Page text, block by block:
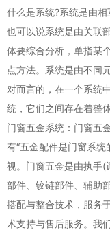
什么是系统?系统是由相
也可以说系统是由关联
体要综合分析，单指某
点方法。系统是由不同
对而言的，在一个系统
统，它们之间存在着整
门窗五金系统：门窗五
有“五金配件是门窗系
视。门窗五金是由执手(
部件、铰链部件、辅助
搭配与整合技术，服务
术支持与售后服务。我